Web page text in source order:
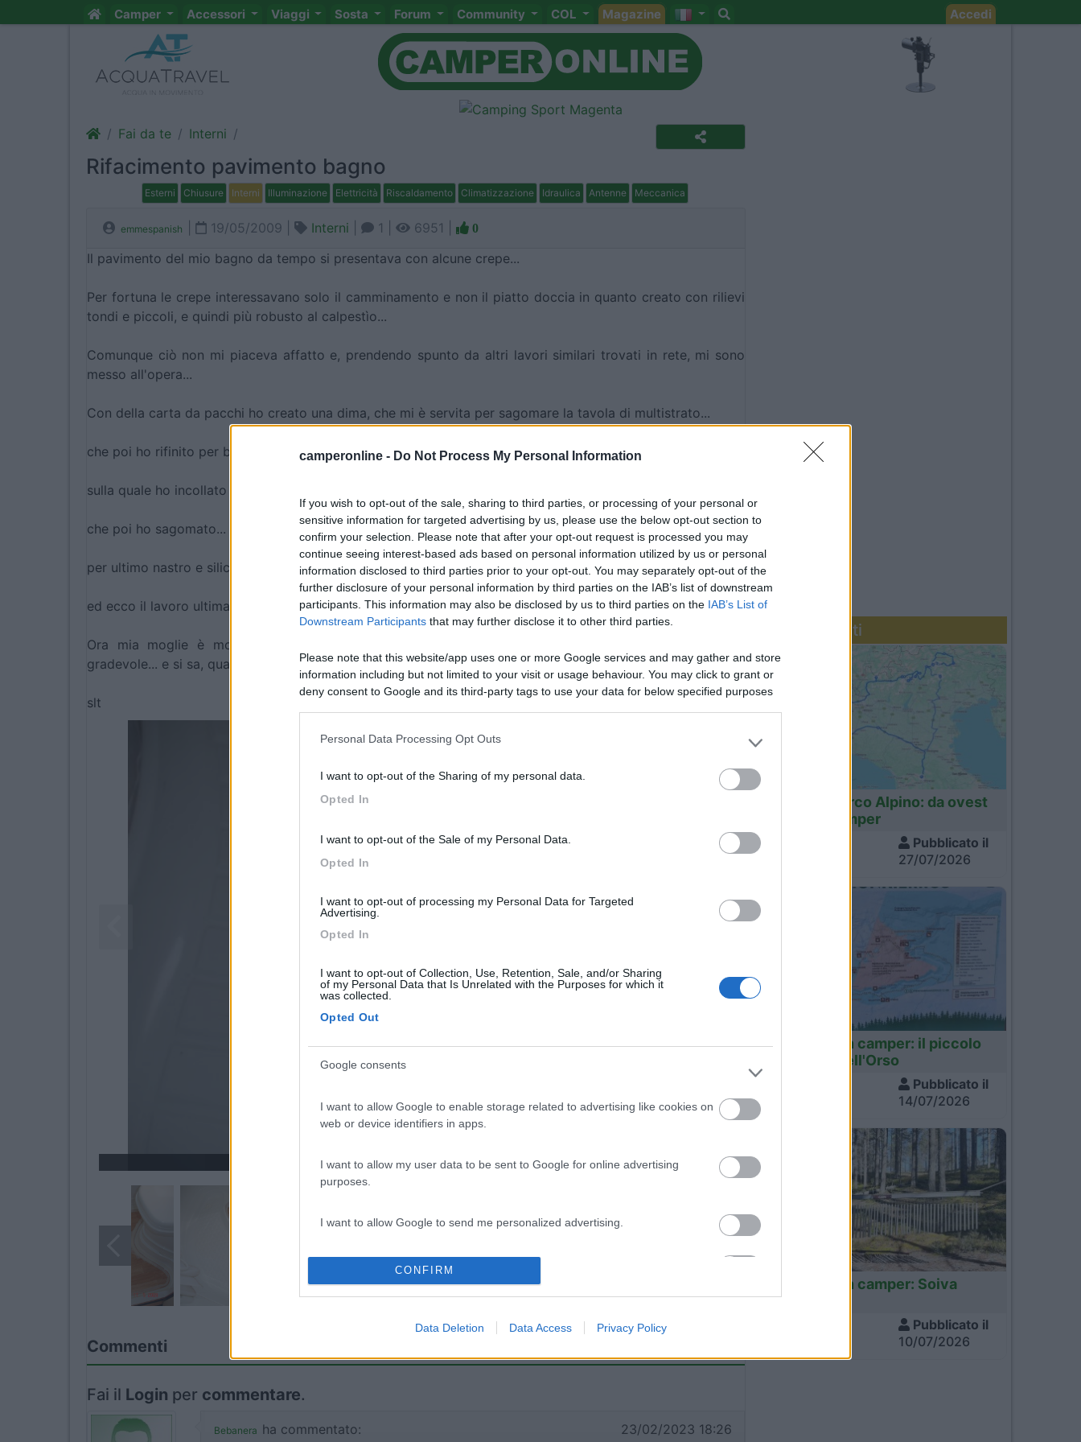
camperonline - Do Not Process My Personal Information
If you wish to opt-out of the sale, sharing to third parties, or processing of your personal or
sensitive information for targeted advertising by us, please use the below opt-out section to
confirm your selection. Please note that after your opt-out request is processed you may
continue seeing interest-based ads based on personal information utilized by us or personal
information disclosed to third parties prior to your opt-out. You may separately opt-out of the
further disclosure of your personal information by third parties on the IAB’s list of downstream
participants. This information may also be disclosed by us to third parties on the IAB’s List of
Downstream Participants that may further disclose it to other third parties.
Please note that this website/app uses one or more Google services and may gather and store
information including but not limited to your visit or usage behaviour. You may click to grant or
deny consent to Google and its third-party tags to use your data for below specified purposes
Personal Data Processing Opt Outs
I want to opt-out of the Sharing of my personal data.
Opted In
I want to opt-out of the Sale of my Personal Data.
Opted In
I want to opt-out of processing my Personal Data for Targeted
Advertising.
Opted In
I want to opt-out of Collection, Use, Retention, Sale, and/or Sharing
of my Personal Data that Is Unrelated with the Purposes for which it
was collected.
Opted Out
Google consents
I want to allow Google to enable storage related to advertising like cookies on
web or device identifiers in apps.
I want to allow my user data to be sent to Google for online advertising
purposes.
I want to allow Google to send me personalized advertising.
I want to allow Google to enable storage related to analytics like cookies on
I want to allow Google to enable storage related to functionality of the website
authentication functionality and fraud prevention, and other user protection.
CONFIRM
Data Deletion Data Access Privacy Policy
Camper Accessori Viaggi Sosta Forum Community COL Magazine Accedi
Fai da te Interni
Rifacimento pavimento bagno
Esterni Chiusure Interni Illuminazione Elettricità Riscaldamento Climatizzazione Idraulica Antenne Meccanica
emmespanish 19/05/2009 | Interni 1 | 6951 | 0
Il pavimento del mio bagno da tempo si presentava con alcune crepe...
Per fortuna le crepe interessavano solo il camminamento e non il piatto doccia in quanto creato con rilievi
tondi e piccoli, e quindi più robusto al calpestìo...
Comunque ciò non mi piaceva affatto e, prendendo spunto da altri lavori similari trovati in rete, mi sono
messo all'opera...
Con della carta da pacchi ho creato una dima, che mi è servita per sagomare la tavola di multistrato...
che poi ho rifinito per bene...
sulla quale ho incollato il linoleum...
che poi ho sagomato...
per ultimo nastro e silicone...
ed ecco il lavoro ultimato...
Ora mia moglie è molto contenta perchè il pavimento è più facile da pulire ed esteticamente più
gradevole... e si sa, quando la moglie è contenta tutto gira a meraviglia...
slt
Crepe pavimento
1 4
Commenti
Fai il Login per commentare.
Bebanera ha commentato: 23/02/2023 18:26
Diari recenti
Tour dell'Arco Alpino: da ovest
a est in camper
Pubblicato il
27/07/2026
Finlandia in camper: il piccolo
sentiero dell'Orso
Pubblicato il
14/07/2026
Finlandia in camper: Soiva
Metsa
Pubblicato il
10/07/2026